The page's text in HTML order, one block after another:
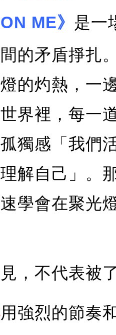
ME》 是一
的矛盾掙扎
的灼熱，一
界裡，每一
獨感「我們
解自己」。
學會在聚光
見，不代表被
用強烈的節奏